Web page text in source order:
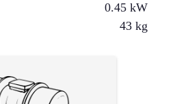
0.45 kW
43 kg